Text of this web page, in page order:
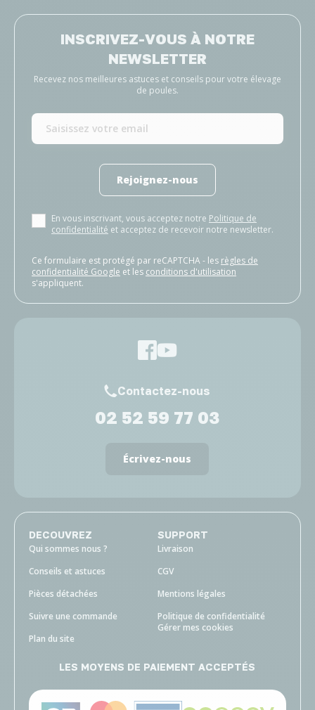
INSCRIVEZ-VOUS À NOTRE
NEWSLETTER
Recevez nos meilleures astuces et conseils pour votre élevage
de poules.
Rejoignez-nous
En vous inscrivant, vous acceptez notre Politique de
confidentialité et acceptez de recevoir notre newsletter.
Ce formulaire est protégé par reCAPTCHA - les règles de
confidentialité Google et les conditions d'utilisation
s'appliquent.
Contactez-nous
02 52 59 77 03
Écrivez-nous
DECOUVREZ
Qui sommes nous ?
Conseils et astuces
Pièces détachées
Suivre une commande
Plan du site
SUPPORT
Livraison
CGV
Mentions légales
Politique de confidentialité
Gérer mes cookies
LES MOYENS DE PAIEMENT ACCEPTÉS